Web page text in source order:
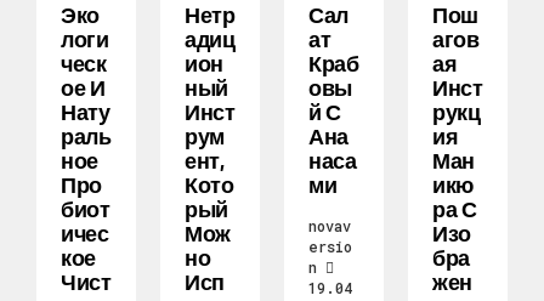
Эко
Логи
Ческ
Ое И
Нату
Раль
Ное
Про
Биот
Ичес
Кое
Чист
Нетр
Адиц
Ион
Ный
Инст
Рум
Ент,
Кото
Рый
Мож
Но
Исп
Сал
Ат
Краб
Овы
Й С
Ана
Наса
Ми
novav
ersio
n
19.04
Пош
Агов
Ая
Инст
Рукц
Ия
Ман
Икю
Ра С
Изо
Бра
Жен